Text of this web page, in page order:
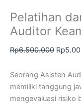
Pelatihan
Auditor
Rp6.500.000 Rp
Seorang Asisten
memiliki tanggung
mengevaluasi risiko